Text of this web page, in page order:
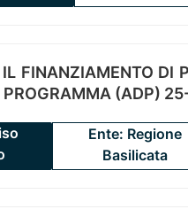
FINANZIAMENTO DI
PROGRAMMA (ADP)
Ente: Regione
Basilicata